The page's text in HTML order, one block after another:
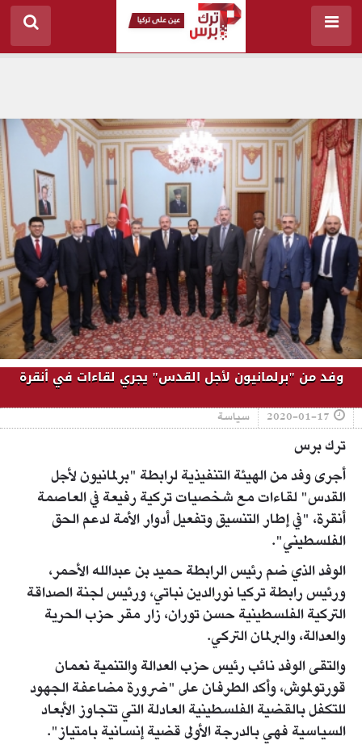
وفد من "برلمانيون لأجل القدس" يجري لقاءات في أنقرة
2020-01-17 سياسة
ترك برس
أجرى وفد من الهيئة التنفيذية لرابطة "برلمانيون لأجل
القدس" لقاءات مع شخصيات تركية رفيعة في العاصمة
أنقرة، "في إطار التنسيق وتفعيل أدوار الأمة لدعم الحق
الفلسطيني".
الوفد الذي ضم رئيس الرابطة حميد بن عبدالله الأحمر،
ورئيس رابطة تركيا نورالدين نباتي، ورئيس لجنة الصداقة
التركية الفلسطينية حسن توران، زار مقر حزب الحرية
والعدالة، والبرلمان التركي.
والتقى الوفد نائب رئيس حزب العدالة والتنمية نعمان
قورتولموش، وأكد الطرفان على "ضرورة مضاعفة الجهود
للتكفل بالقضية الفلسطينية العادلة التي تتجاوز الأبعاد
السياسية فهي بالدرجة الأولى قضية إنسانية بامتياز".